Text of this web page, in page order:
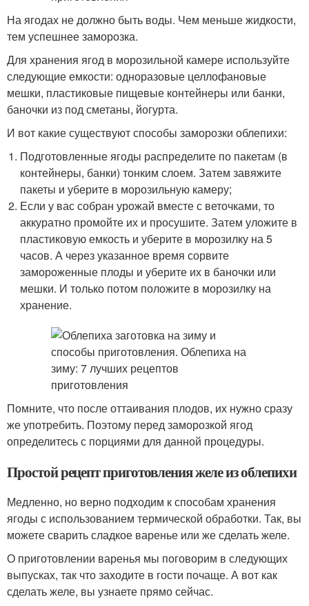
На ягодах не должно быть воды. Чем меньше жидкости,
тем успешнее заморозка.
Для хранения ягод в морозильной камере используйте
следующие емкости: одноразовые целлофановые
мешки, пластиковые пищевые контейнеры или банки,
баночки из под сметаны, йогурта.
И вот какие существуют способы заморозки облепихи:
Подготовленные ягоды распределите по пакетам (в
контейнеры, банки) тонким слоем. Затем завяжите
пакеты и уберите в морозильную камеру;
Если у вас собран урожай вместе с веточками, то
аккуратно промойте их и просушите. Затем уложите в
пластиковую емкость и уберите в морозилку на 5
часов. А через указанное время сорвите
замороженные плоды и уберите их в баночки или
мешки. И только потом положите в морозилку на
хранение.
Помните, что после оттаивания плодов, их нужно сразу
же употребить. Поэтому перед заморозкой ягод
определитесь с порциями для данной процедуры.
Простой рецепт приготовления желе из облепихи
Медленно, но верно подходим к способам хранения
ягоды с использованием термической обработки. Так, вы
можете сварить сладкое варенье или же сделать желе.
О приготовлении варенья мы поговорим в следующих
выпусках, так что заходите в гости почаще. А вот как
сделать желе, вы узнаете прямо сейчас.